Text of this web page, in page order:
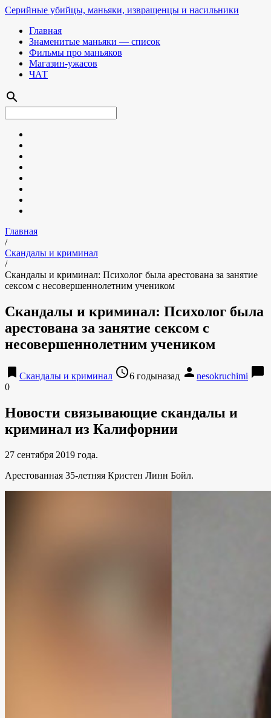
Серийные убийцы, маньяки, извращенцы и насильники
Главная
Знаменитые маньяки — список
Фильмы про маньяков
Магазин-ужасов
ЧАТ
search
Главная
/
Скандалы и криминал
/
Скандалы и криминал: Психолог была арестована за занятие
сексом с несовершеннолетним учеником
Скандалы и криминал: Психолог была
арестована за занятие сексом с
несовершеннолетним учеником
bookmark Скандалы и криминал access_time6 годыназад person nesokruchimi chat_bubble
0
Новости связывающие скандалы и
криминал из Калифорнии
27 сентября 2019 года.
Арестованная 35-летняя Кристен Линн Бойл.